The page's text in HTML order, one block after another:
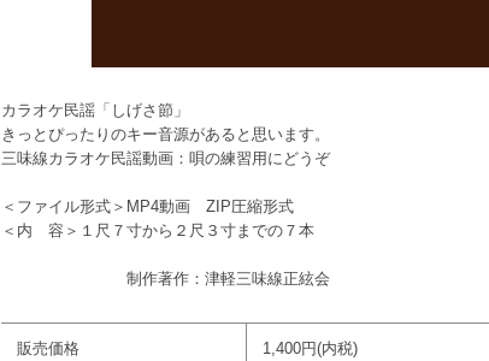
カラオケ民謡「しげさ節」
きっとぴったりのキー音源があると思います。
三味線カラオケ民謡動画：唄の練習用にどうぞ
＜ファイル形式＞MP4動画 ZIP圧縮形式
＜内 容＞１尺７寸から２尺３寸までの７本
制作著作：津軽三味線正絃会
販売価格 1,400円(内税)